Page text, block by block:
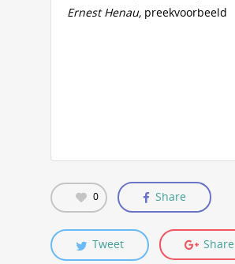
Ernest Henau, preekvoorbeeld
0 Share
Tweet Share